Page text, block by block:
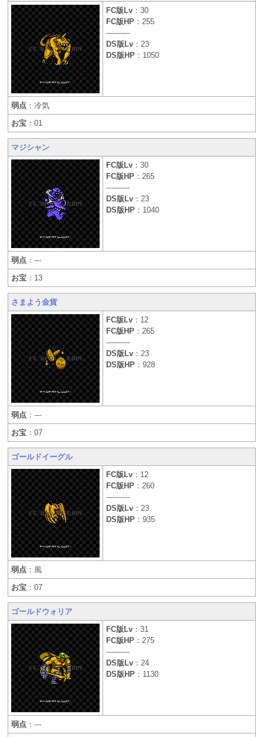
FC版Lv ：30
FC版HP ：255
----------
DS版Lv ：23
DS版HP ：1050
弱点 ：冷気
お宝 ：01
マジシャン
FC版Lv ：30
FC版HP ：265
----------
DS版Lv ：23
DS版HP ：1040
弱点 ：---
お宝 ：13
さまよう金貨
FC版Lv ：12
FC版HP ：265
----------
DS版Lv ：23
DS版HP ：928
弱点 ：---
お宝 ：07
ゴールドイーグル
FC版Lv ：12
FC版HP ：260
----------
DS版Lv ：23
DS版HP ：935
弱点 ：風
お宝 ：07
ゴールドウォリア
FC版Lv ：31
FC版HP ：275
----------
DS版Lv ：24
DS版HP ：1130
弱点 ：---